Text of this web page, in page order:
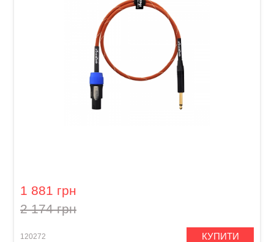
1 881 грн
2 174 грн
120272 КУПИТИ